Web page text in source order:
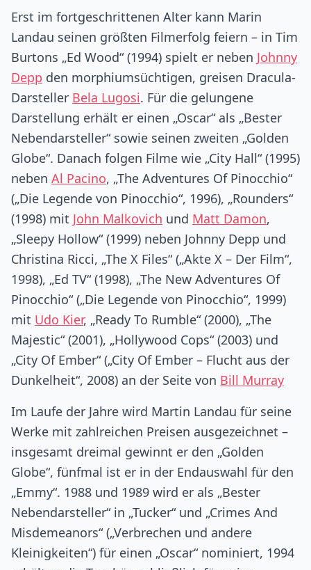
Erst im fortgeschrittenen Alter kann Marin
Landau seinen größten Filmerfolg feiern – in Tim
Burtons „Ed Wood“ (1994) spielt er neben Johnny
Depp den morphiumsüchtigen, greisen Dracula-
Darsteller Bela Lugosi. Für die gelungene
Darstellung erhält er einen „Oscar“ als „Bester
Nebendarsteller“ sowie seinen zweiten „Golden
Globe“. Danach folgen Filme wie „City Hall“ (1995)
neben Al Pacino, „The Adventures Of Pinocchio“
(„Die Legende von Pinocchio“, 1996), „Rounders“
(1998) mit John Malkovich und Matt Damon,
„Sleepy Hollow“ (1999) neben Johnny Depp und
Christina Ricci, „The X Files“ („Akte X – Der Film“,
1998), „Ed TV“ (1998), „The New Adventures Of
Pinocchio“ („Die Legende von Pinocchio“, 1999)
mit Udo Kier, „Ready To Rumble“ (2000), „The
Majestic“ (2001), „Hollywood Cops“ (2003) und
„City Of Ember“ („City Of Ember – Flucht aus der
Dunkelheit“, 2008) an der Seite von Bill Murray
Im Laufe der Jahre wird Martin Landau für seine
Werke mit zahlreichen Preisen ausgezeichnet –
insgesamt dreimal gewinnt er den „Golden
Globe“, fünfmal ist er in der Endauswahl für den
„Emmy“. 1988 und 1989 wird er als „Bester
Nebendarsteller“ in „Tucker“ und „Crimes And
Misdemeanors“ („Verbrechen und andere
Kleinigkeiten“) für einen „Oscar“ nominiert, 1994